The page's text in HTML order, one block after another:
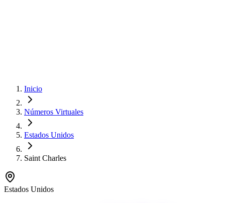
Inicio
Números Virtuales
Estados Unidos
Saint Charles
Estados Unidos